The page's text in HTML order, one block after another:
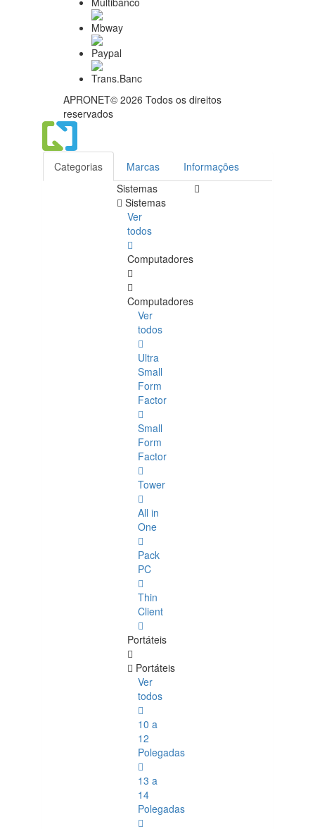
APRONET© 2026 Todos os direitos
reservados
Categorias Marcas
Informações
Sistemas
Sistemas
Ver
todos
Computadores
Computadores
Ver
todos
Ultra
Small
Form
Factor
Small
Form
Factor
Tower
All in
One
Pack
PC
Thin
Client
Portáteis
Portáteis
Ver
todos
10 a
12
Polegadas
13 a
14
Polegadas